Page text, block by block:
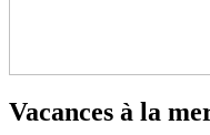
Vacances à la